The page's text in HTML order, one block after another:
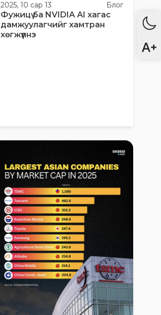
2025, 10 сар 13 Блог
Фужицү ба NVIDIA AI хагас
дамжуулагчийг хамтран
хөгжүүлнэ